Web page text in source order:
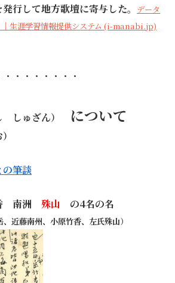
行して地方歌壇に寄与した。
データ
｜生涯学習情報提供システム (i-manabi.jp)
・・・・・・・
しゅざん） について
の筆談
南洲 殊山 の4名の名
、近藤南州、小原竹香、左氏殊山）